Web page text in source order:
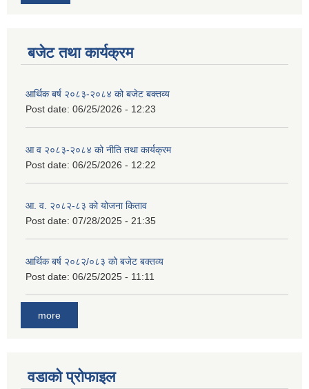
बजेट तथा कार्यक्रम
आर्थिक बर्ष २०८३-२०८४ को बजेट बक्तव्य
Post date: 06/25/2026 - 12:23
आ व २०८३-२०८४ को नीति तथा कार्यक्रम
Post date: 06/25/2026 - 12:22
आ. व. २०८२-८३ को योजना किताव
Post date: 07/28/2025 - 21:35
आर्थिक बर्ष २०८२/०८३ को बजेट बक्तव्य
Post date: 06/25/2025 - 11:11
more
वडाको प्रोफाइल